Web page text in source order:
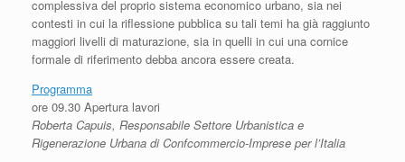
complessiva del proprio sistema economico urbano, sia nei
contesti in cui la riflessione pubblica su tali temi ha già raggiunto
maggiori livelli di maturazione, sia in quelli in cui una cornice
formale di riferimento debba ancora essere creata.
Programma
ore 09.30 Apertura lavori
Roberta Capuis, Responsabile Settore Urbanistica e
Rigenerazione Urbana di Confcommercio-Imprese per l’Italia